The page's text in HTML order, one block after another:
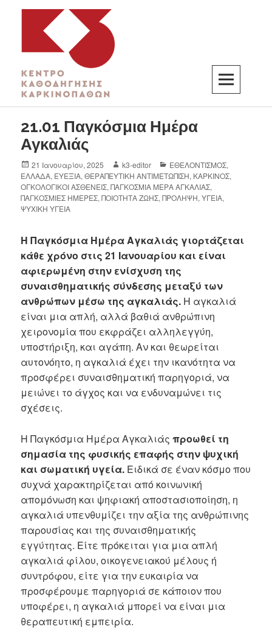
K3
ΚΕΝΤΡΟ ΚΑΘΟΔΗΓΗΣΗΣ ΚΑΡΚΙΝΟΠΑΘΩΝ
21.01 Παγκόσμια Ημέρα
Αγκαλιάς
21 Ιανουαρίου, 2025 k3-editor ΕΘΕΛΟΝΤΙΣΜΟΣ,
ΕΛΛΑΔΑ, ΕΥΕΞΙΑ,ΘΕΡΑΠΕΥΤΙΚΗ ΑΝΤΙΜΕΤΩΠΙΣΗ, ΚΑΡΚΙΝΟΣ,
ΟΓΚΟΛΟΓΙΚΟΙ ΑΣΘΕΝΕΙΣ,ΠΑΓΚΟΣΜΙΑ ΜΕΡΑ ΑΓΚΑΛΙΑΣ,
ΠΑΓΚΟΣΜΙΕΣ ΗΜΕΡΕΣ,ΠΟΙΟΤΗΤΑ ΖΩΗΣ,ΠΡΟΛΗΨΗ,ΥΓΕΙΑ,
ΨΥΧΙΚΗ ΥΓΕΙΑ
Η Παγκόσμια Ημέρα Αγκαλιάς γιορτάζεται
κάθε χρόνο στις 21 Ιανουαρίου και είναι
αφιερωμένη στην ενίσχυση της
συναισθηματικής σύνδεσης μεταξύ των
ανθρώπων μέσω της αγκαλιάς. Η αγκαλιά
είναι μια απλή, αλλά βαθιά ανθρώπινη
χειρονομία που εκφράζει αλληλεγγύη,
υποστήριξη, και αγάπη. Αν και θεωρείται
αυτονόητο, η αγκαλιά έχει την ικανότητα να
προσφέρει συναισθηματική παρηγοριά, να
μειώνει το άγχος και να ενδυναμώνει τις
σχέσεις.
Η Παγκόσμια Ημέρα Αγκαλιάςπροωθεί τη
σημασία της φυσικής επαφής στην ψυχική
και σωματική υγεία. Ειδικά σε έναν κόσμο που
συχνά χαρακτηρίζεται από κοινωνική
απομόνωση και ψηφιακή αποστασιοποίηση, η
αγκαλιά υπενθυμίζει την αξία της ανθρώπινης
παρουσίας και της συναισθηματικής
εγγύτητας. Είτε πρόκειται για μια απλή
αγκαλιά φίλου, οικογενειακού μέλους ή
συντρόφου, είτε για την ευκαιρία να
προσφέρουμε παρηγοριά σε κάποιον που
υποφέρει, η αγκαλιά μπορεί να είναι μια
θεραπευτική εμπειρία.